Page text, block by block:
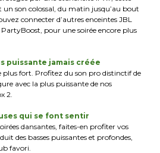
son colossal, du matin jusqu’au bout
connecter d’autres enceintes JBL
pour une soirée encore plus
puissante jamais créée
plus fort. Profitez du son pro distinctif de
avec la plus puissante de nos
2.
qui se font sentir
dansantes, faites-en profiter vos
des basses puissantes et profondes,
favori.